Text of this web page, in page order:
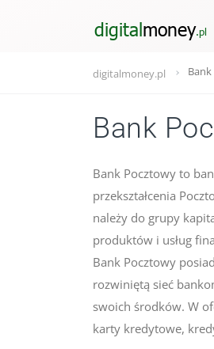
digitalmoney.pl
Bank
Bank Pocztowy to
przekształcenia
należy do grupy
produktów i usług
Bank Pocztowy
rozwiniętą sieć
swoich środków. W
karty kredytowe,